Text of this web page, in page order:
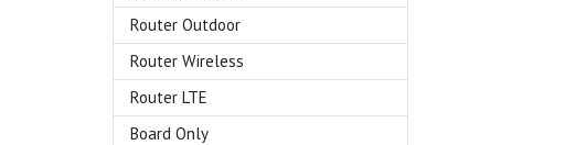
Router Outdoor
Router Wireless
Router LTE
Board Only